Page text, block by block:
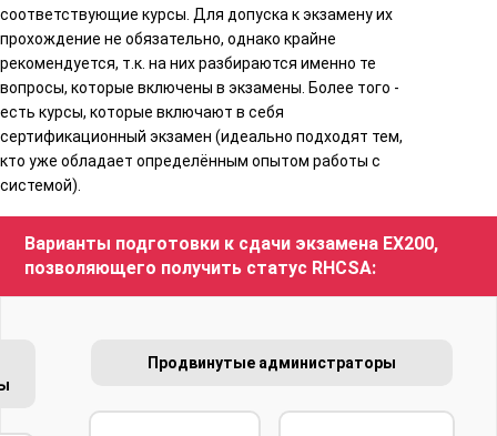
соответствующие курсы. Для допуска к экзамену их
прохождение не обязательно, однако крайне
рекомендуется, т.к. на них разбираются именно те
вопросы, которые включены в экзамены. Более того -
есть курсы, которые включают в себя
сертификационный экзамен (идеально подходят тем,
кто уже обладает определённым опытом работы с
системой).
Варианты подготовки к сдачи экзамена EX200,
позволяющего получить статус RHCSA:
Продвинутые администраторы